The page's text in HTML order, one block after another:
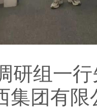
组一行
集团有